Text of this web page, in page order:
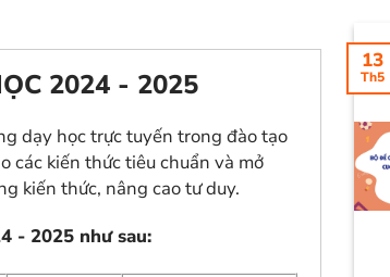
2024 - 2025
dạy học trực tuyến trong đào tạo
các kiến thức tiêu chuẩn và mở
kiến thức, nâng cao tư duy.
- 2025 như sau:
13
Th5